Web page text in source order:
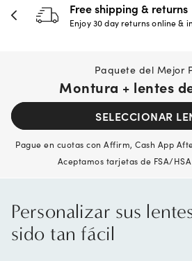
Free shipping & returns
Enjoy 30 day returns online & in
Paquete del Mejor
Montura + lentes
SELECCIONAR
Pague en cuotas con Affirm, Cash App
Aceptamos tarjetas de FSA/
Personalizar sus
sido tan fácil